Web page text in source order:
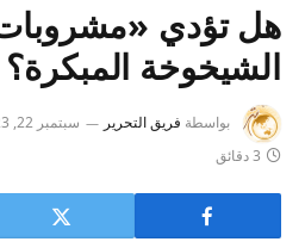
هل تؤدي
الشيخوخة المبكرة؟
بواسطة فريق التحرير سبتمبر 22, 2023
3 دقائق